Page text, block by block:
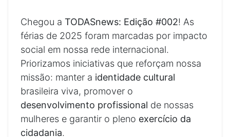
Chegou a TODASnews: Edição #002! As
férias de 2025 foram marcadas por impacto
social em nossa rede internacional.
Priorizamos iniciativas que reforçam nossa
missão: manter a identidade cultural
brasileira viva, promover o
desenvolvimento profissional de nossas
mulheres e garantir o pleno exercício da
cidadania.